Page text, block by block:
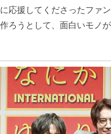
応援してくださったファ
ろうとして、面白いモノ